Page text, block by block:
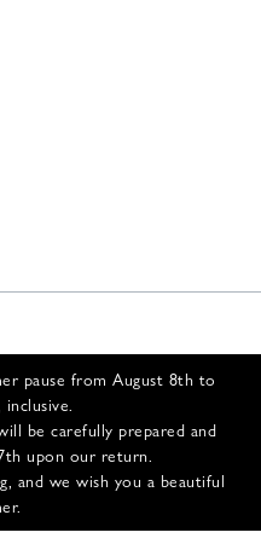
pause from August 8th to
be carefully prepared and
upon our return.
and we wish you a beautiful